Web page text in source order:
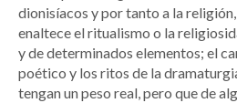
dionisíacos y por tanto a la
enaltece el ritualismo o la
y de determinados elementos; el
poético y los ritos de la
tengan un peso real, pero que de